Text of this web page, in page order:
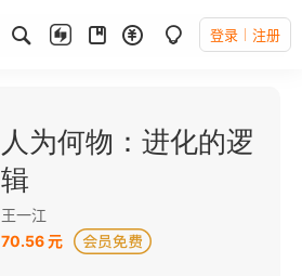
登录 注册
人为何物：进化的逻
辑
王一江
70.56 元